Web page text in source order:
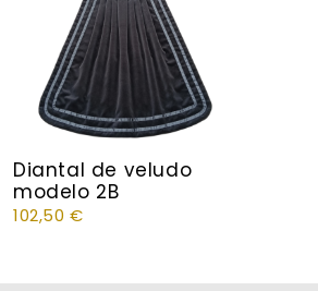
Diantal de veludo
modelo 2B
102,50€